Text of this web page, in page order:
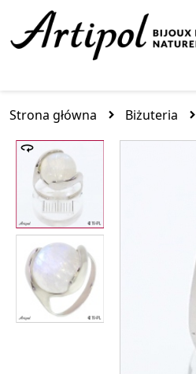
Strona główna Biżuteria